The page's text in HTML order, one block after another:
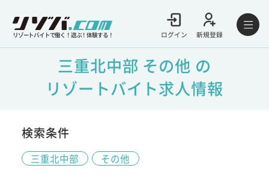
リゾートバイトで働く！遊ぶ！体験する！ ログイン 新規登録
三重北中部 その他 の
リゾートバイト求人情報
検索条件
三重北中部 その他